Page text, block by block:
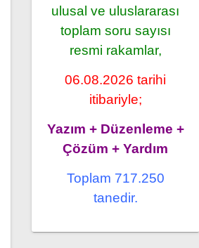
ulusal ve uluslararası
toplam soru sayısı
resmi rakamlar,
06.08.2026 tarihi
itibariyle;
Yazım + Düzenleme +
Çözüm + Yardım
Toplam 717.250
tanedir.